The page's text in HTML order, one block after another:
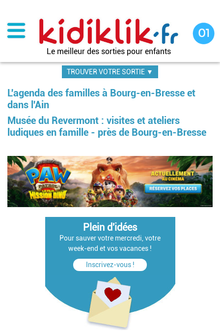
contenu
principal
Le meilleur des sorties pour enfants
TROUVER VOTRE SORTIE ▼
L'agenda des familles à Bourg-en-Bresse et
dans l'Ain
Musée du Revermont : visites et ateliers
ludiques en famille - près de Bourg-en-Bresse
Plein d'idées
Pour sauver votre mercredi, votre
week-end et vos vacances !
Inscrivez-vous !